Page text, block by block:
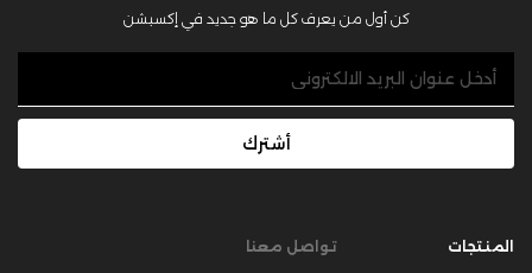
كن أول من يعرف كل ما هو جديد في إكسبشن
أشترك
المنتجات تواصل معنا